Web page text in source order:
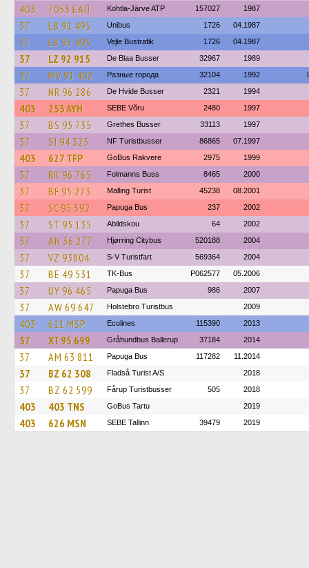
403 7053 ЕАП Kohtla-Järve ATP 157027 1987
37 LB 91 495 Unibus 1726 04.1987
37 LB 91 495 Vejle Bustrafik 1726 04.1987
37 LZ 92 915 De Blaa Busser 32967 1989
37 MV 91 402 Разные города 32104 1992
37 NR 96 286 De Hvide Busser 2321 1994
403 253 AYH SEBE Võru 2480 1997
37 BS 95 735 Grethes Busser 33113 1997
37 SJ 94 325 NF Turistbusser 86865 07.1997
403 627 TFP GoBus Rakvere 2975 1999
37 RK 96 765 Folmanns Buss 8465 2000
37 BF 95 273 Malling Turist 45238 08.2001
37 SC 95 592 Papuga Bus 237 2002
37 ST 95 135 Abildskou 64 2002
37 AN 36 277 Hjørring Citybus 520188 2004
37 VZ 93804 S-V Turistfart 569364 2004
37 BE 49 531 TK-Bus P062577 05.2006
37 UY 96 465 Papuga Bus 986 2007
37 AW 69 647 Holstebro Turistbus 2009
403 611 MSP Ecolines 115390 2013
37 XT 95 699 Gråhundbus Ballerup 37184 2014
37 AM 63 811 Papuga Bus 117282 11.2014
37 BZ 62 308 Fladså Turist A/S 2018
37 BZ 62 599 Fårup Turistbusser 505 2018
403 403 TNS GoBus Tartu 2019
403 626 MSN SEBE Tallinn 39479 2019